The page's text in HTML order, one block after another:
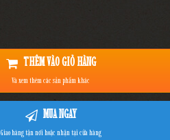
THÊM VÀO GIỎ HÀNG
Và xem thêm các sản phẩm khác
MUA NGAY
Giao hàng tận nơi hoặc nhận tại cửa hàng